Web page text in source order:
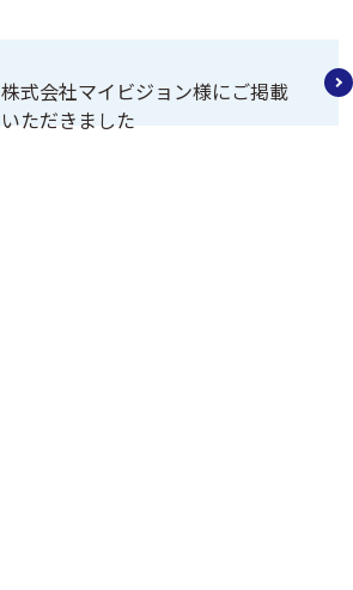
株式会社マイビジョン様にご掲載
いただきました